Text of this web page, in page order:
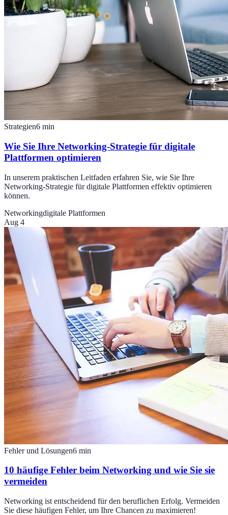
Strategien6 min
Wie Sie Ihre Networking-Strategie für digitale
Plattformen optimieren
In unserem praktischen Leitfaden erfahren Sie, wie Sie Ihre
Networking-Strategie für digitale Plattformen effektiv optimieren
können.
Networkingdigitale Plattformen
Aug 4
Fehler und Lösungen6 min
10 häufige Fehler beim Networking und wie Sie sie
vermeiden
Networking ist entscheidend für den beruflichen Erfolg. Vermeiden
Sie diese häufigen Fehler, um Ihre Chancen zu maximieren!